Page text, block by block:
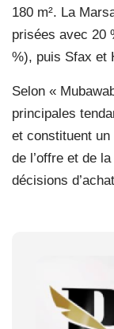
180 m². La
prisées avec 20
%), puis Sfax et
Selon «
principales
et constituent un
de l’offre et de
décisions